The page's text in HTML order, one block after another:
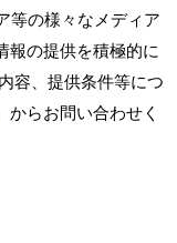
等の様々なメディア
報の提供を積極的に
容、提供条件等につ
からお問い合わせく